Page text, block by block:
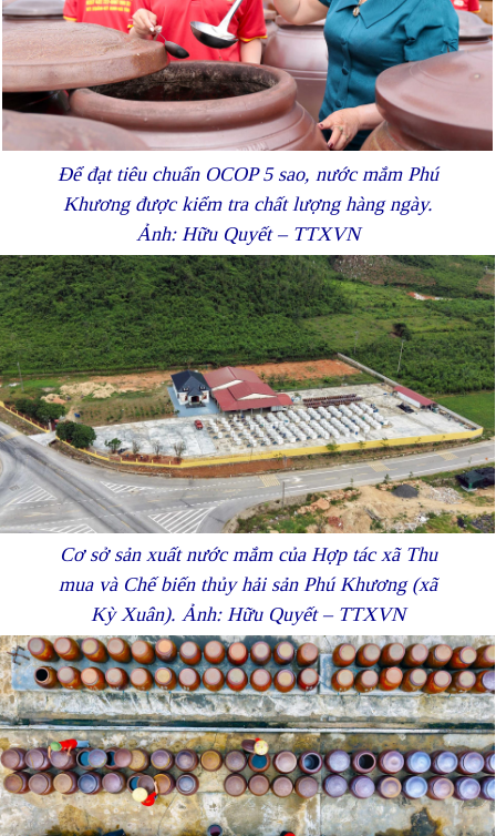
Để đạt tiêu chuẩn OCOP 5 sao, nước mắm Phú
Khương được kiểm tra chất lượng hàng ngày.
Ảnh: Hữu Quyết – TTXVN
Cơ sở sản xuất nước mắm của Hợp tác xã Thu
mua và Chế biến thủy hải sản Phú Khương (xã
Kỳ Xuân). Ảnh: Hữu Quyết – TTXVN